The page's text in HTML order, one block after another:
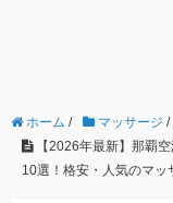
ホーム / マッサージ /
【2026年最新】那覇
10選！格安・人気のマッ